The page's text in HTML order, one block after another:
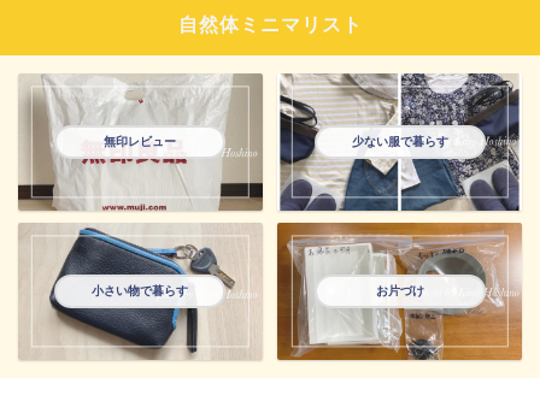
自然体ミニマリスト
無印レビュー 少ない服で暮らす
小さい物で暮らす お片づけ